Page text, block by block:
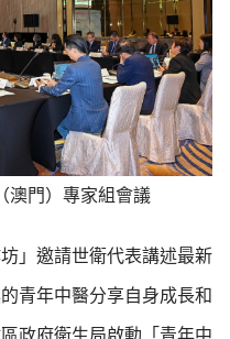
澳門）專家組會議
」邀請世衛代表講述最新
青年中醫分享自身成長和
政府衛生局啟動「青年中